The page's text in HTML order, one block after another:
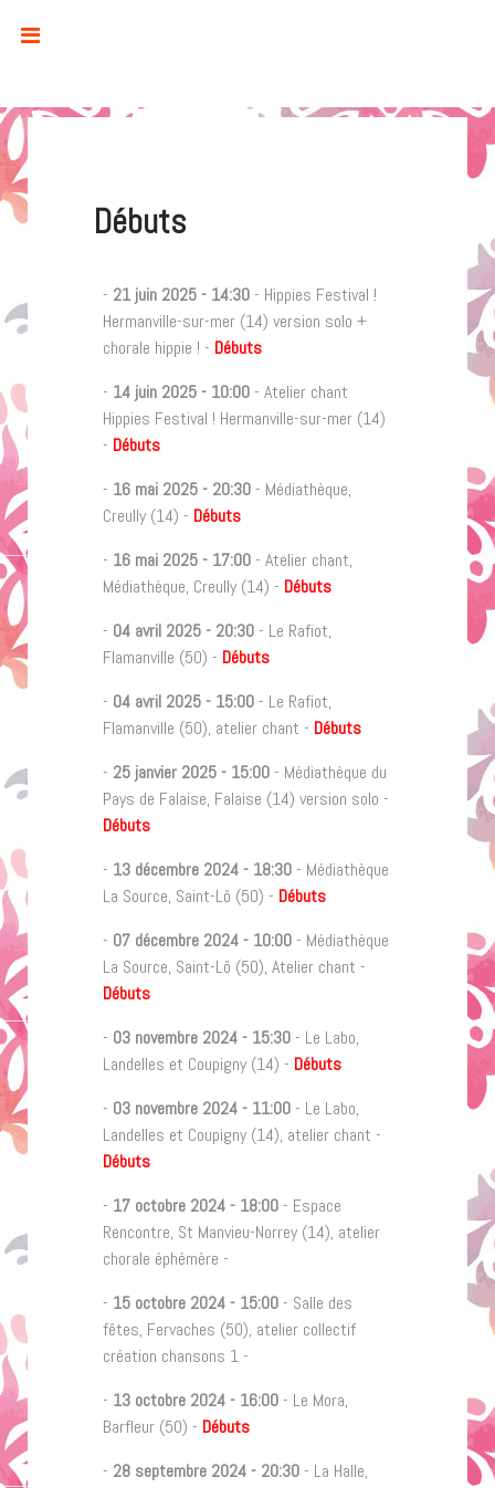
Débuts
- 21 juin 2025 - 14:30 - Hippies Festival !
Hermanville-sur-mer (14) version solo +
chorale hippie ! - Débuts
- 14 juin 2025 - 10:00 - Atelier chant
Hippies Festival ! Hermanville-sur-mer (14)
- Débuts
- 16 mai 2025 - 20:30 - Médiathèque,
Creully (14) - Débuts
- 16 mai 2025 - 17:00 - Atelier chant,
Médiathèque, Creully (14) - Débuts
- 04 avril 2025 - 20:30 - Le Rafiot,
Flamanville (50) - Débuts
- 04 avril 2025 - 15:00 - Le Rafiot,
Flamanville (50), atelier chant - Débuts
- 25 janvier 2025 - 15:00 - Médiathèque du
Pays de Falaise, Falaise (14) version solo -
Débuts
- 13 décembre 2024 - 18:30 - Médiathèque
La Source, Saint-Lô (50) - Débuts
- 07 décembre 2024 - 10:00 - Médiathèque
La Source, Saint-Lô (50), Atelier chant -
Débuts
- 03 novembre 2024 - 15:30 - Le Labo,
Landelles et Coupigny (14) - Débuts
- 03 novembre 2024 - 11:00 - Le Labo,
Landelles et Coupigny (14), atelier chant -
Débuts
- 17 octobre 2024 - 18:00 - Espace
Rencontre, St Manvieu-Norrey (14), atelier
chorale éphémère -
- 15 octobre 2024 - 15:00 - Salle des
fêtes, Fervaches (50), atelier collectif
création chansons 1 -
- 13 octobre 2024 - 16:00 - Le Mora,
Barfleur (50) - Débuts
- 28 septembre 2024 - 20:30 - La Halle,